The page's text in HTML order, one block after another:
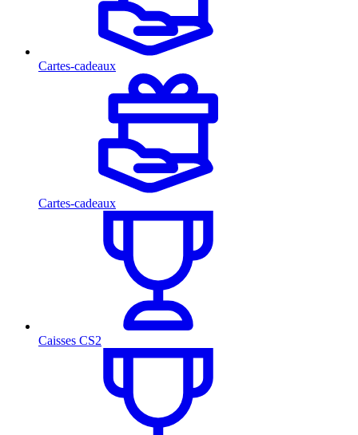
Cartes-cadeaux
Cartes-cadeaux
Caisses CS2